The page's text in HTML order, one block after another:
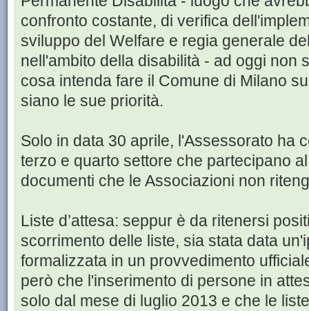
confronto costante, di verifica
sviluppo del Welfare e regia generale
nell'ambito della disabilità - ad oggi non
cosa intenda fare il Comune di Milano
siano le sue priorità.
Solo in data 30 aprile, l'Assessorato ha
terzo e quarto settore che partecipano
documenti che le Associazioni non
Liste d’attesa: seppur è da ritenersi
scorrimento delle liste, sia stata data
formalizzata in un provvedimento
però che l'inserimento di persone in
solo dal mese di luglio 2013 e che le